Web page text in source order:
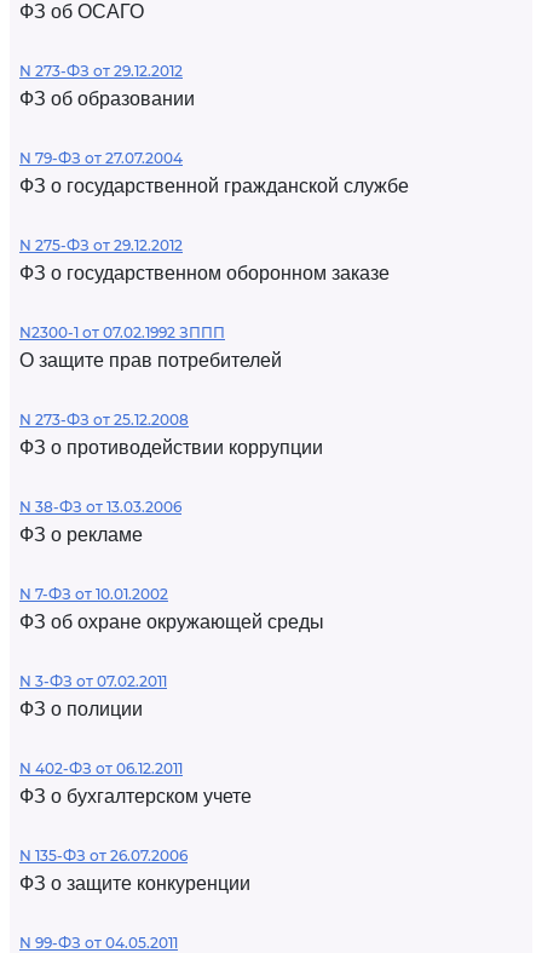
ФЗ об ОСАГО
N 273-ФЗ от 29.12.2012
ФЗ об образовании
N 79-ФЗ от 27.07.2004
ФЗ о государственной гражданской службе
N 275-ФЗ от 29.12.2012
ФЗ о государственном оборонном заказе
N2300-1 от 07.02.1992 ЗППП
О защите прав потребителей
N 273-ФЗ от 25.12.2008
ФЗ о противодействии коррупции
N 38-ФЗ от 13.03.2006
ФЗ о рекламе
N 7-ФЗ от 10.01.2002
ФЗ об охране окружающей среды
N 3-ФЗ от 07.02.2011
ФЗ о полиции
N 402-ФЗ от 06.12.2011
ФЗ о бухгалтерском учете
N 135-ФЗ от 26.07.2006
ФЗ о защите конкуренции
N 99-ФЗ от 04.05.2011